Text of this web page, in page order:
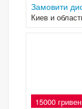
Замовити
Киев и
15000 гривен